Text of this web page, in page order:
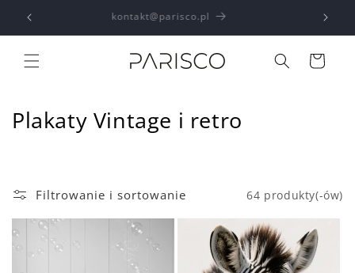
do
treści
kontakt@parisco.pl
Koszyk
K
e
k
c
Plakaty Vintage i retro
Filtrowanie i sortowanie 64 produkty(-ów)